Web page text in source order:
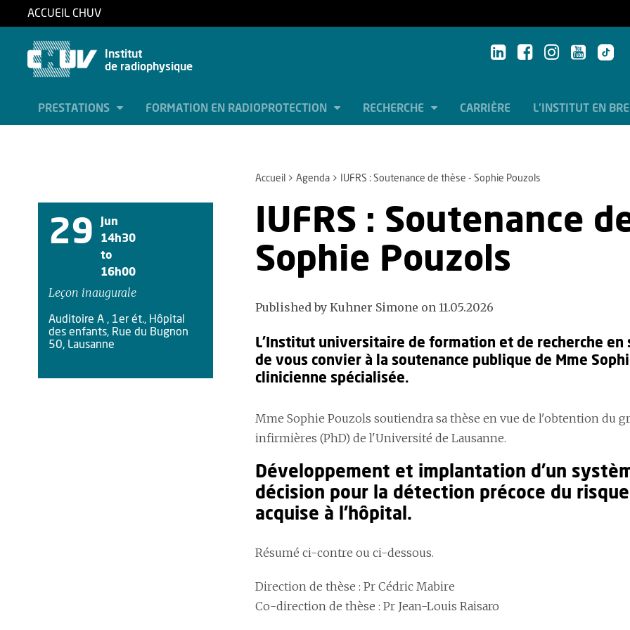
ACCUEIL CHUV
Institut
de radiophysique
PRESTATIONS FORMATION EN RADIOPROTECTION RECHERCHE CARRIÈRE L'INSTITUT EN
Accueil Agenda IUFRS : Soutenance de thèse - Sophie Pouzols
29
Jun
14h30
to
16h00
Leçon inaugurale
Auditoire A , 1er ét., Hôpital
des enfants, Rue du Bugnon
50, Lausanne
IUFRS : Soutenance
Sophie Pouzols
Published by Kuhner Simone on 11.05.2026
L'Institut universitaire de formation et de recherche en
de vous convier à la soutenance publique de Mme
clinicienne spécialisée.
Mme Sophie Pouzols soutiendra sa thèse en vue de l'obtention du
infirmières (PhD) de l'Université de Lausanne.
Développement et implantation d’un
décision pour la détection précoce du
acquise à l’hôpital.
Résumé ci-contre ou ci-dessous.
Direction de thèse : Pr Cédric Mabire
Co-direction de thèse : Pr Jean-Louis Raisaro